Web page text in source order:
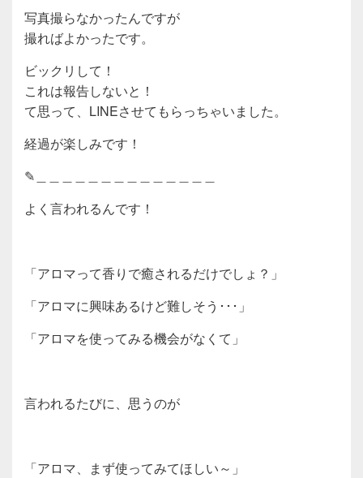
写真撮らなかったんですが
撮ればよかったです。
ビックリして！
これは報告しないと！
て思って、LINEさせてもらっちゃいました。
経過が楽しみです！
✎︎＿＿＿＿＿＿＿＿＿＿＿＿＿＿
よく言われるんです！
「アロマって香りで癒されるだけでしょ？」
「アロマに興味あるけど難しそう･･･」
「アロマを使ってみる機会がなくて」
言われるたびに、思うのが
「アロマ、まず使ってみてほしい～」